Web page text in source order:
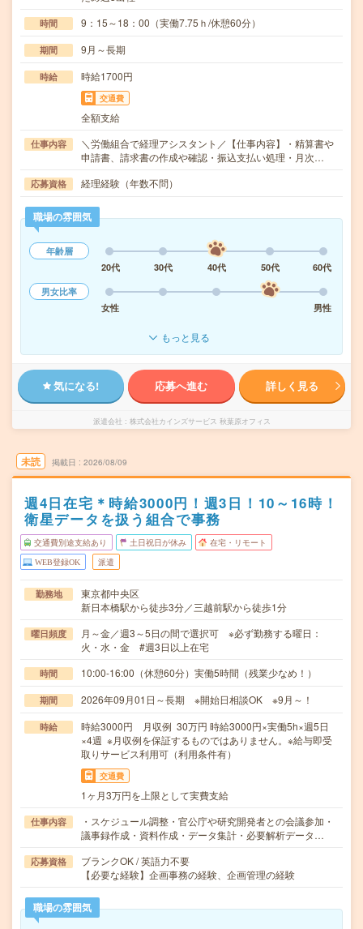
時間 9：15～18：00（実働7.75ｈ/休憩60分）
期間 9月～長期
時給 時給1700円
交通費
全額支給
仕事内容
＼労働組合で経理アシスタント／【仕事内容】・精算書や
申請書、請求書の作成や確認・振込支払い処理・月次…
応募資格 経理経験（年数不問）
職場の雰囲気
年齢層
20代
30代 40代 50代
60代
男女比率
女性
男性
もっと見る
気になる! 応募へ進む 詳しく見る
派遣会社 株式会社カインズサービス 秋葉原オフィス
未読 掲載日 2026/08/09
週4日在宅＊時給3000円！週3日！10～16時！
衛星データを扱う組合で事務
交通費別途支給あり 土日祝日が休み 在宅・リモート
WEB登録OK 派遣
勤務地
東京都中央区
新日本橋駅から徒歩3分／三越前駅から徒歩1分
曜日頻度
月～金／週3～5日の間で選択可 ※必ず勤務する曜日：
火・水・金 #週3日以上在宅
時間 10:00-16:00（休憩60分）実働5時間（残業少なめ！）
期間 2026年09月01日～長期 ※開始日相談OK ※9月～！
時給
時給3000円 月収例 30万円 時給3000円×実働5h×週5日
×4週 ※月収例を保証するものではありません。※給与即受
取りサービス利用可（利用条件有）
交通費
1ヶ月3万円を上限として実費支給
仕事内容
・スケジュール調整・官公庁や研究開発者との会議参加・
議事録作成・資料作成・データ集計・必要解析データ…
応募資格
ブランクOK / 英語力不要
【必要な経験】企画事務の経験、企画管理の経験
職場の雰囲気